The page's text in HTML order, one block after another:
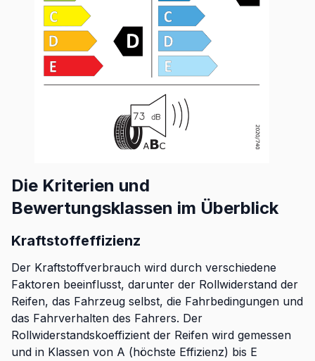
Die Kriterien und
Bewertungsklassen im Überblick
Kraftstoffeffizienz
Der Kraftstoffverbrauch wird durch verschiedene
Faktoren beeinflusst, darunter der Rollwiderstand der
Reifen, das Fahrzeug selbst, die Fahrbedingungen und
das Fahrverhalten des Fahrers. Der
Rollwiderstandskoeffizient der Reifen wird gemessen
und in Klassen von A (höchste Effizienz) bis E